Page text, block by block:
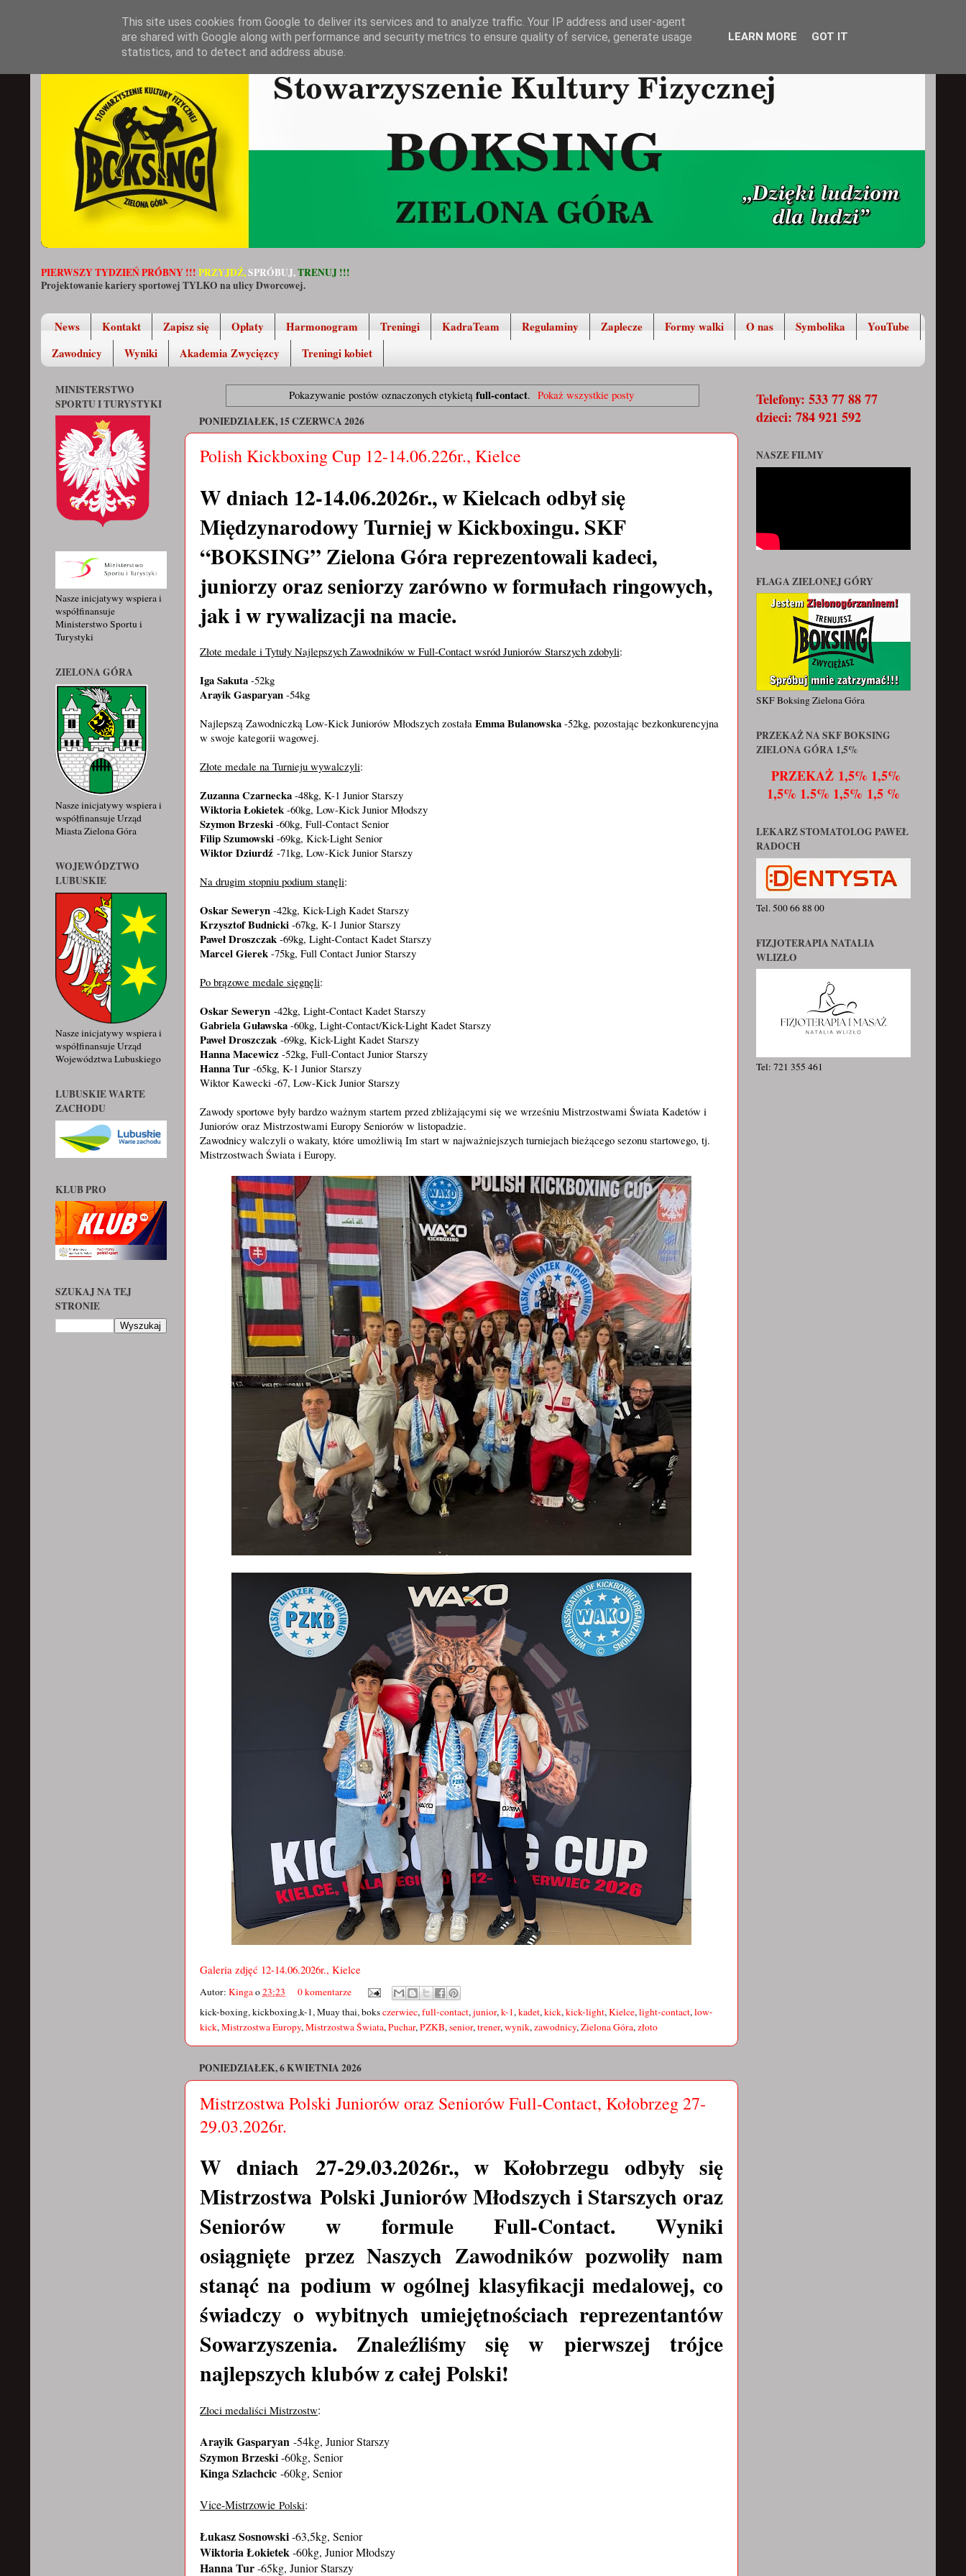
PIERWSZY TYDZIEŃ PRÓBNY !!! PRZYJDŹ,SPRÓBUJ,TRENUJ !!!
Projektowanie kariery sportowej TYLKO na ulicy Dworcowej.
News Kontakt Zapisz się Opłaty Harmonogram Treningi KadraTeam Regulaminy Zaplecze Formy walki O nas Symbolika
YouTube
Zawodnicy
Wyniki Akademia Zwycięzcy Treningi kobiet
Pokazywanie postów oznaczonych etykietąfull-contact. Pokaż wszystkie posty
PONIEDZIAŁEK, 15 CZERWCA 2026
Polish Kickboxing Cup 12-14.06.226r., Kielce
W dniach 12-14.06.2026r., w Kielcach odbył się
Międzynarodowy Turniej w Kickboxingu. SKF
“BOKSING” Zielona Góra reprezentowali kadeci,
juniorzy oraz seniorzy zarówno w formułach ringowych,
jak i w rywalizacji na macie.
Złote medale i Tytuły Najlepszych Zawodników w Full-Contact wsród Juniorów Starszych zdobyli:
Iga Sakuta -52kg
Arayik Gasparyan -54kg
Najlepszą Zawodniczką Low-Kick Juniorów Młodszych została Emma Bulanowska -52kg, pozostając bezkonkurencyjna
w swoje kategorii wagowej.
Złote medale na Turnieju wywalczyli:
Zuzanna Czarnecka -48kg, K-1 Junior Starszy
Wiktoria Łokietek -60kg, Low-Kick Junior Młodszy
Szymon Brzeski -60kg, Full-Contact Senior
Filip Szumowski -69kg, Kick-Light Senior
Wiktor Dziurdź -71kg, Low-Kick Junior Starszy
Na drugim stopniu podium stanęli:
Oskar Seweryn -42kg, Kick-Ligh Kadet Starszy
Krzysztof Budnicki -67kg, K-1 Junior Starszy
Paweł Droszczak -69kg, Light-Contact Kadet Starszy
Marcel Gierek -75kg, Full Contact Junior Starszy
Po brązowe medale sięgnęli:
Oskar Seweryn -42kg, Light-Contact Kadet Starszy
Gabriela Guławska -60kg, Light-Contact/Kick-Light Kadet Starszy
Paweł Droszczak -69kg, Kick-Light Kadet Starszy
Hanna Macewicz -52kg, Full-Contact Junior Starszy
Hanna Tur -65kg, K-1 Junior Starszy
Wiktor Kawecki -67, Low-Kick Junior Starszy
Zawody sportowe były bardzo ważnym startem przed zbliżającymi się we wrześniu Mistrzostwami Świata Kadetów i
Juniorów oraz Mistrzostwami Europy Seniorów w listopadzie.
Zawodnicy walczyli o wakaty, które umożliwią Im start w najważniejszych turniejach bieżącego sezonu startowego, tj.
Mistrzostwach Świata i Europy.
Galeria zdjęć 12-14.06.2026r., Kielce
Autor: Kingao23:23
0 komentarze
kick-boxing, kickboxing,k-1, Muay thai, boksczerwiec,full-contact,junior,k-1,kadet,kick,kick-light,Kielce,light-contact,low-
kick,Mistrzostwa Europy,Mistrzostwa Świata,Puchar,PZKB,senior,trener,wynik,zawodnicy,Zielona Góra,złoto
PONIEDZIAŁEK, 6 KWIETNIA 2026
Mistrzostwa Polski Juniorów oraz Seniorów Full-Contact, Kołobrzeg 27-
29.03.2026r.
W dniach 27-29.03.2026r., w Kołobrzegu odbyły się
Mistrzostwa Polski Juniorów Młodszych i Starszych oraz
Seniorów w formule Full-Contact. Wyniki
osiągnięte przez Naszych Zawodników pozwoliły nam
stanąć na podium w ogólnej klasyfikacji medalowej, co
świadczy o wybitnych umiejętnościach reprezentantów
Sowarzyszenia. Znaleźliśmy się w pierwszej trójce
najlepszych klubów z całej Polski!
Złoci medaliści Mistrzostw:
Arayik Gasparyan -54kg, Junior Starszy
Szymon Brzeski-60kg, Senior
Kinga Szlachcic -60kg, Senior
Vice-Mistrzowie Polski:
Łukasz Sosnowski-63,5kg, Senior
Wiktoria Łokietek-60kg, Junior Młodszy
Hanna Tur-65kg, Junior Starszy
MINISTERSTWO
SPORTU I TURYSTYKI
Nasze inicjatywy wspiera i
współfinansuje
Ministerstwo Sportu i
Turystyki
ZIELONA GÓRA
Nasze inicjatywy wspiera i
współfinansuje Urząd
Miasta Zielona Góra
WOJEWÓDZTWO
LUBUSKIE
Nasze inicjatywy wspiera i
współfinansuje Urząd
Województwa Lubuskiego
LUBUSKIE WARTE
ZACHODU
KLUB PRO
SZUKAJ NA TEJ
STRONIE
Telefony: 533 77 88 77
dzieci: 784 921 592
NASZE FILMY
FLAGA ZIELONEJ GÓRY
SKF Boksing Zielona Góra
PRZEKAŻ NA SKF BOKSING
ZIELONA GÓRA 1,5%
PRZEKAŻ 1,5% 1,5%
1,5% 1.5% 1,5% 1,5 %
LEKARZ STOMATOLOG PAWEŁ
RADOCH
Tel. 500 66 88 00
FIZJOTERAPIA NATALIA
WLIZŁO
Tel: 721 355 461
This site uses cookies from Google to deliver its services and to analyze traffic. Your IP address and user-agent
are shared with Google along with performance and security metrics to ensure quality of service, generate usage
statistics, and to detect and address abuse.
LEARN MORE GOT IT